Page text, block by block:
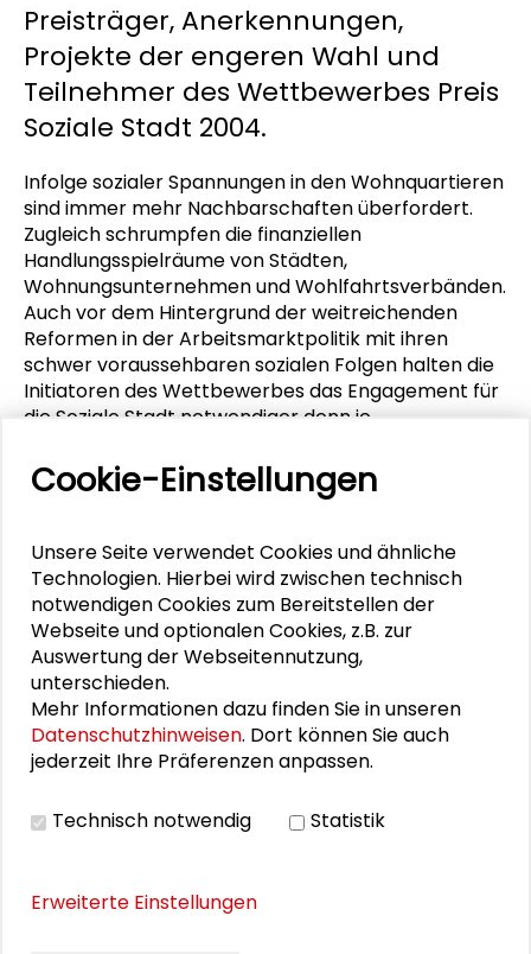
Preisträger, Anerkennungen,
Projekte der engeren Wahl und
Teilnehmer des Wettbewerbes Preis
Soziale Stadt 2004.
Infolge sozialer Spannungen in den Wohnquartieren
sind immer mehr Nachbarschaften überfordert.
Zugleich schrumpfen die finanziellen
Handlungsspielräume von Städten,
Wohnungsunternehmen und Wohlfahrtsverbänden.
Auch vor dem Hintergrund der weitreichenden
Reformen in der Arbeitsmarktpolitik mit ihren
schwer voraussehbaren sozialen Folgen halten die
Initiatoren des Wettbewerbes das Engagement für
die Soziale Stadt notwendiger denn je.
AWO Bundesverband e.V.
Deutscher Städtetag
Immobilienunternehmen e.V.
SAGA Siedlungs-Aktiengesellschaft Hamburg
Schader-Stiftung
vhw – Bundesverband für Wohneigentum und
Stadtentwicklung e.V.
Die Aktion Mensch und das Bundesministerium für
Verkehr, Bau- und Wohnungswesen unterstützten
den Wettbewerb finanziell.
Immobilienunternehmen e.V. et al. (Hrsg.)
kostenfrei
Cookie-Einstellungen
Unsere Seite verwendet Cookies und ähnliche
Technologien. Hierbei wird zwischen technisch
notwendigen Cookies zum Bereitstellen der
Webseite und optionalen Cookies, z.B. zur
Auswertung der Webseitennutzung,
unterschieden.
Mehr Informationen dazu finden Sie in unseren
Datenschutzhinweisen. Dort können Sie auch
jederzeit Ihre Präferenzen anpassen.
Technisch notwendig Statistik
Erweiterte Einstellungen